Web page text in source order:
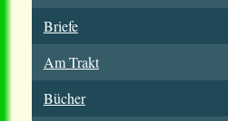
Briefe
Am Trakt
Bücher